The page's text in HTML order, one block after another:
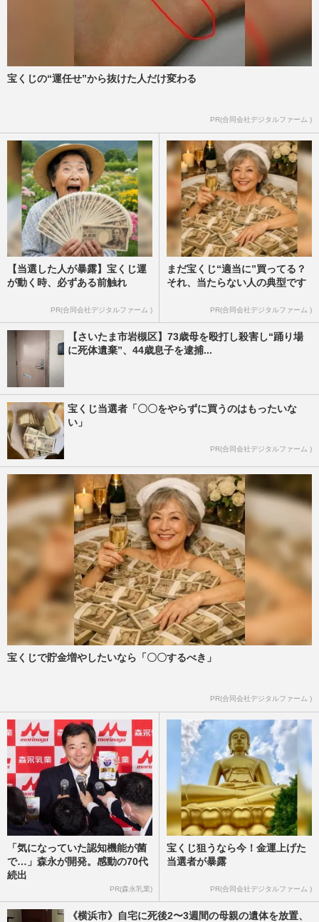
宝くじの“運任せ”から抜けた人だけ変わる
PR(合同会社デジタルファーム )
【当選した人が暴露】宝くじ運
が動く時、必ずある前触れ
PR(合同会社デジタルファーム )
まだ宝くじ“適当に”買ってる？
それ、当たらない人の典型です
PR(合同会社デジタルファーム )
【さいたま市岩槻区】73歳母を殴打し殺害し“踊り場
に死体遺棄”、44歳息子を逮捕...
宝くじ当選者「〇〇をやらずに買うのはもったいな
い」
PR(合同会社デジタルファーム )
宝くじで貯金増やしたいなら「〇〇するべき」
PR(合同会社デジタルファーム )
「気になっていた認知機能が菌
で…」森永が開発。感動の70代
続出
PR(森永乳業)
宝くじ狙うなら今！金運上げた
当選者が暴露
PR(合同会社デジタルファーム )
《横浜市》自宅に死後2〜3週間の母親の遺体を放置、